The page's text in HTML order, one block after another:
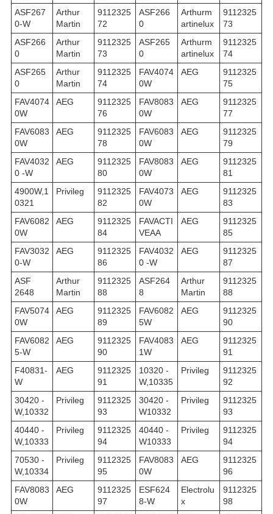
ASF267
0-W
Arthur
Martin
9112325
72
ASF266
0
Arthurm
artinelux
9112325
73
ASF266
0
Arthur
Martin
9112325
73
ASF265
0
Arthurm
artinelux
9112325
74
ASF265
0
Arthur
Martin
9112325
74
FAV4074
0W
AEG
9112325
75
FAV4074
0W
AEG
9112325
76
FAV8083
0W
AEG
9112325
77
FAV6083
0W
AEG
9112325
78
FAV6083
0W
AEG
9112325
79
FAV4032
0 -W
AEG
9112325
80
FAV8083
0W
AEG
9112325
81
4900W,1
0321
Privileg
9112325
82
FAV4073
0W
AEG
9112325
83
FAV6082
0W
AEG
9112325
84
FAVACTI
VEAA
AEG
9112325
85
FAV3032
0-W
AEG
9112325
86
FAV4032
0 -W
AEG
9112325
87
ASF
2648
Arthur
Martin
9112325
88
ASF264
8
Arthur
Martin
9112325
88
FAV5074
0W
AEG
9112325
89
FAV6082
5W
AEG
9112325
90
FAV6082
5-W
AEG
9112325
90
FAV4083
1W
AEG
9112325
91
F40831-
W
AEG
9112325
91
10320 -
W,10335
Privileg
9112325
92
30420 -
W,10332
Privileg
9112325
93
30420 -
W10332
Privileg
9112325
93
40440 -
W,10333
Privileg
9112325
94
40440 -
W10333
Privileg
9112325
94
70530 -
W,10334
Privileg
9112325
95
FAV8083
0W
AEG
9112325
96
FAV8083
0W
AEG
9112325
97
ESF624
8-W
Electrolu
x
9112325
98